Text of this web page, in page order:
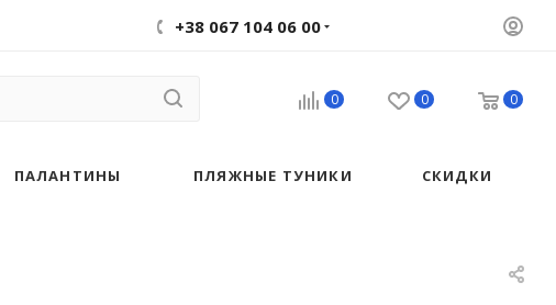
+38 067 104 06 00
0 0 0
ПАЛАНТИНЫ ПЛЯЖНЫЕ ТУНИКИ СКИДКИ